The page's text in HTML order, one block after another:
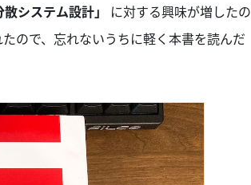
システム設計」
に対する興味が増したの
ので、忘れないうちに軽く本書を読んだ